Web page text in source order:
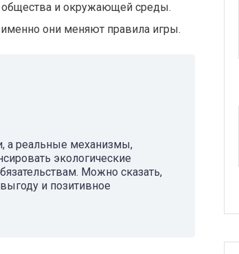
общества и окружающей среды.
они меняют правила игры.
а реальные механизмы,
экологические
Можно сказать,
и позитивное